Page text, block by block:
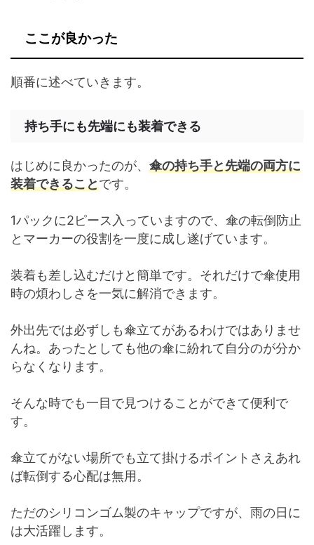
ここが良かった
順番に述べていきます。
持ち手にも先端にも装着できる
はじめに良かったのが、 傘の持ち手と先端の両方に
装着できることです。
1パックに2ピース入っていますので、傘の転倒防止
とマーカーの役割を一度に成し遂げています。
装着も差し込むだけと簡単です。それだけで傘使用
時の煩わしさを一気に解消できます。
外出先では必ずしも傘立てがあるわけではありませ
んね。あったとしても他の傘に紛れて自分のが分か
らなくなります。
そんな時でも一目で見つけることができて便利で
す。
傘立てがない場所でも立て掛けるポイントさえあれ
ば転倒する心配は無用。
ただのシリコンゴム製のキャップですが、雨の日に
は大活躍します。